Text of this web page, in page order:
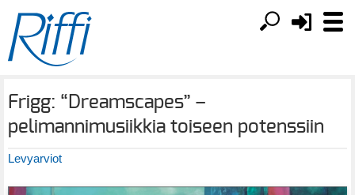
Frigg: “Dreamscapes” –
pelimannimusiikkia toiseen potenssiin
Levyarviot